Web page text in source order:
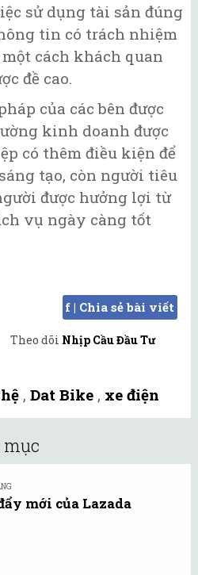
sử dụng tài sản đúng
tin có trách nhiệm
cách khách quan
đề cao.
của các bên được
kinh doanh được
có thêm điều kiện để
tạo, còn người tiêu
được hưởng lợi từ
vụ ngày càng tốt
f | Chia sẻ bài viết
Theo dõi Nhịp Cầu Đầu Tư
, Dat Bike , xe điện
mới của Lazada